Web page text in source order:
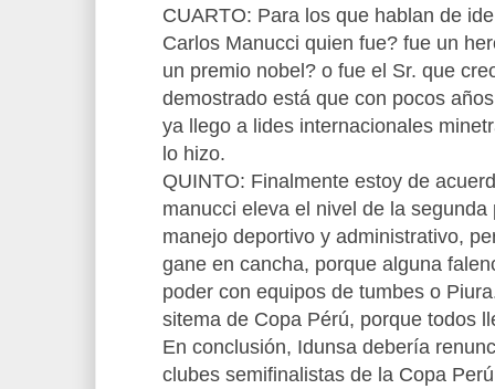
CUARTO: Para los que hablan de
Carlos Manucci quien fue? fue un
un premio nobel? o fue el Sr. que
demostrado está que con pocos
ya llego a lides internacionales
lo hizo.
QUINTO: Finalmente estoy de
manucci eleva el nivel de la
manejo deportivo y administrativo,
gane en cancha, porque alguna
poder con equipos de tumbes o
sitema de Copa Pérú, porque todos
En conclusión, Idunsa debería
clubes semifinalistas de la Copa